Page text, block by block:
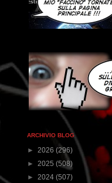
ARCHIVIO BLOG
► 2026 (296)
► 2025 (508)
► 2024 (507)